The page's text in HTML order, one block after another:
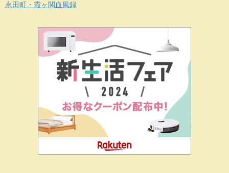
永田町・霞ヶ関血風録